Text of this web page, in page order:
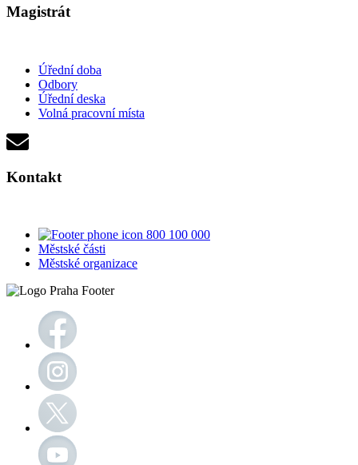
Magistrát
Úřední doba
Odbory
Úřední deska
Volná pracovní místa
Kontakt
800 100 000
Městské části
Městské organizace